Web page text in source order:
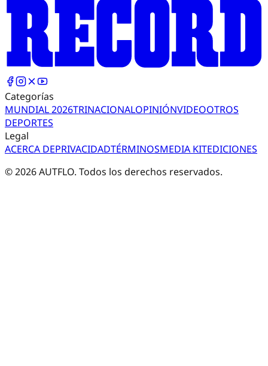
Categorías
MUNDIAL 2026TRINACIONALOPINIÓNVIDEOOTROS
DEPORTES
Legal
ACERCA DEPRIVACIDADTÉRMINOSMEDIA KITEDICIONES
©2026AUTFLO. Todos los derechos reservados.